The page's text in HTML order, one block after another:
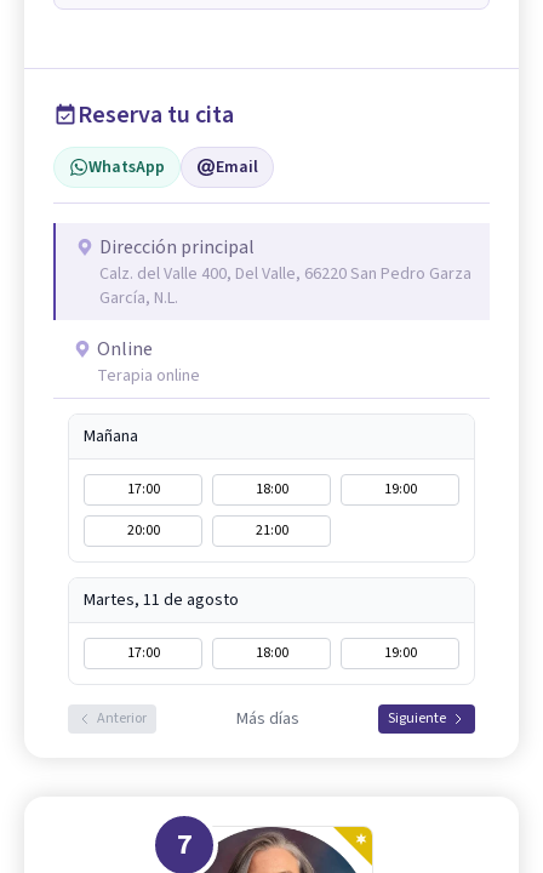
Reserva tu cita
WhatsApp Email
Dirección principal
Calz. del Valle 400, Del Valle, 66220 San Pedro Garza
García, N.L.
Online
Terapia online
Mañana
17:00 18:00
19:00
20:00
21:00
Martes, 11 de agosto
17:00 18:00 19:00
Anterior Más días Siguiente
7